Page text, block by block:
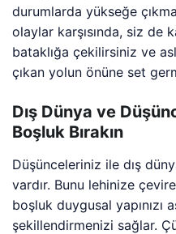
durumlarda yükseğe
olaylar karşısında, siz de
bataklığa çekilirsiniz ve
çıkan yolun önüne set
Dış Dünya ve
Boşluk Bırakın
Düşünceleriniz ile dış
vardır. Bunu lehinize
boşluk duygusal yapınızı
şekillendirmenizi sağlar.